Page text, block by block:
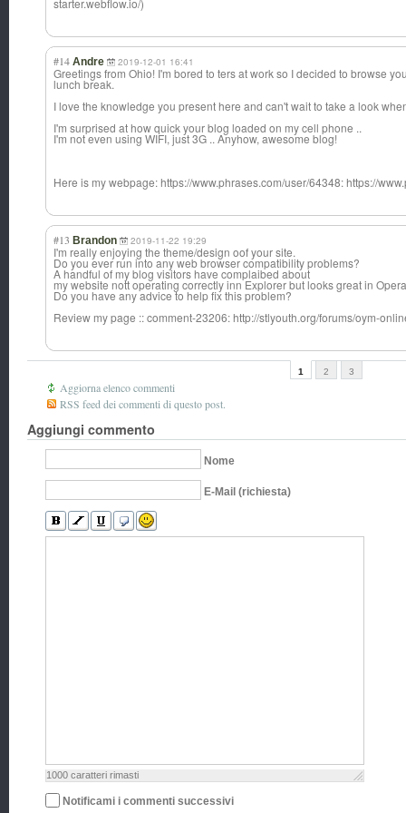
starter.webflow.io/)
#14 Andre 2019-12-01 16:41
Greetings from Ohio! I'm bored to ters at work so I decided to browse
lunch break.
I love the knowledge you present here and can't wait to take a look
I'm surprised at how quick your blog loaded on my cell phone ..
I'm not even using WIFI, just 3G .. Anyhow, awesome blog!
Here is my webpage: https://www.phrases.com/user/64348: https://
#13 Brandon 2019-11-22 19:29
I'm really enjoying the theme/design oof your site.
Do you ever run into any web browser compatibility problems?
A handful of my blog visitors have complaibed about
my website nott operating correctly inn Explorer but looks great in
Do you have any advice to help fix this problem?
Review my page :: comment-23206: http://stlyouth.org/forums/oym-
1 2 3
Aggiorna elenco commenti
RSS feed dei commenti di questo post.
Aggiungi commento
Nome
E-Mail (richiesta)
1000 caratteri rimasti
Notificami i commenti successivi